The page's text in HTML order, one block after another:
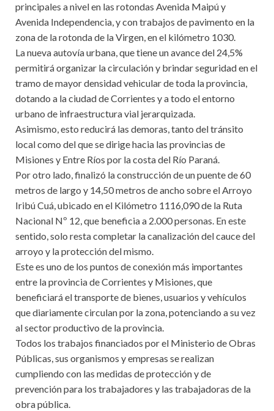
principales a nivel en las rotondas Avenida Maipú y
Avenida Independencia, y con trabajos de pavimento en la
zona de la rotonda de la Virgen, en el kilómetro 1030.
La nueva autovía urbana, que tiene un avance del 24,5%
permitirá organizar la circulación y brindar seguridad en el
tramo de mayor densidad vehicular de toda la provincia,
dotando a la ciudad de Corrientes y a todo el entorno
urbano de infraestructura vial jerarquizada.
Asimismo, esto reducirá las demoras, tanto del tránsito
local como del que se dirige hacia las provincias de
Misiones y Entre Ríos por la costa del Río Paraná.
Por otro lado, finalizó la construcción de un puente de 60
metros de largo y 14,50 metros de ancho sobre el Arroyo
Iribú Cuá, ubicado en el Kilómetro 1116,090 de la Ruta
Nacional Nº 12, que beneficia a 2.000 personas. En este
sentido, solo resta completar la canalización del cauce del
arroyo y la protección del mismo.
Este es uno de los puntos de conexión más importantes
entre la provincia de Corrientes y Misiones, que
beneficiará el transporte de bienes, usuarios y vehículos
que diariamente circulan por la zona, potenciando a su vez
al sector productivo de la provincia.
Todos los trabajos financiados por el Ministerio de Obras
Públicas, sus organismos y empresas se realizan
cumpliendo con las medidas de protección y de
prevención para los trabajadores y las trabajadoras de la
obra pública.